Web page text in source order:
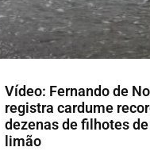
Vídeo: Fernando de
registra cardume
dezenas de filhotes
limão